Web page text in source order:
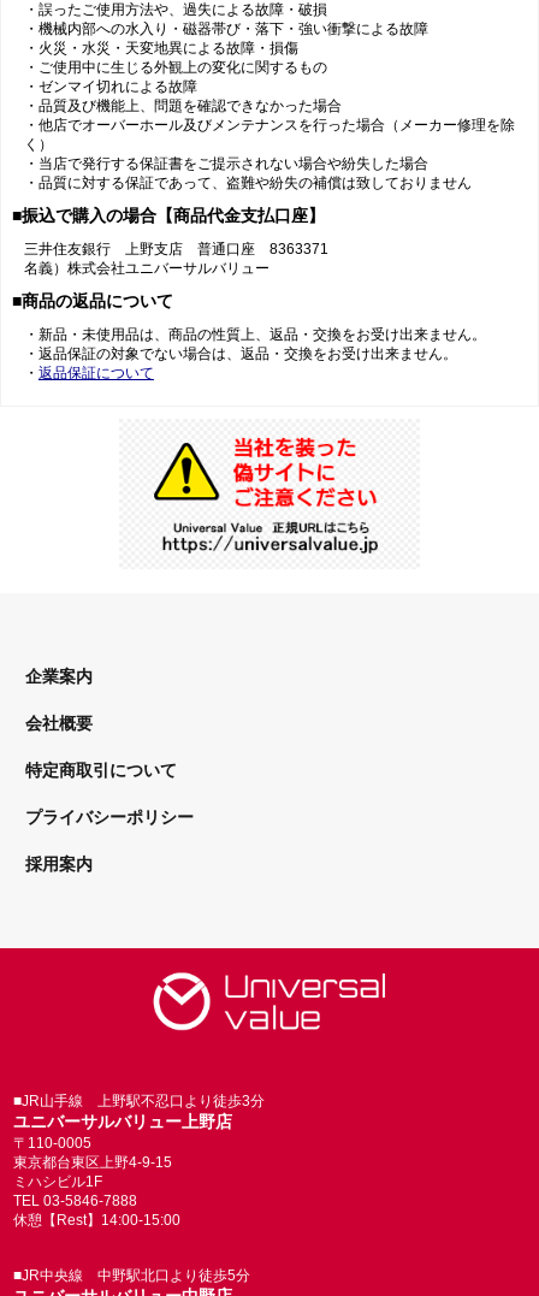
・誤ったご使用方法や、過失による故障・破損
・機械内部への水入り・磁器帯び・落下・強い衝撃による故障
・火災・水災・天変地異による故障・損傷
・ご使用中に生じる外観上の変化に関するもの
・ゼンマイ切れによる故障
・品質及び機能上、問題を確認できなかった場合
・他店でオーバーホール及びメンテナンスを行った場合（メーカー修理を除
く）
・当店で発行する保証書をご提示されない場合や紛失した場合
・品質に対する保証であって、盗難や紛失の補償は致しておりません
■振込で購入の場合【商品代金支払口座】
三井住友銀行 上野支店 普通口座 8363371
名義）株式会社ユニバーサルバリュー
■商品の返品について
・新品・未使用品は、商品の性質上、返品・交換をお受け出来ません。
・返品保証の対象でない場合は、返品・交換をお受け出来ません。
・ 返品保証について
企業案内
会社概要
特定商取引について
プライバシーポリシー
採用案内
■JR山手線 上野駅不忍口より徒歩3分
ユニバーサルバリュー上野店
〒110-0005
東京都台東区上野4-9-15
ミハシビル1F
TEL 03-5846-7888
休憩【Rest】14:00-15:00
■JR中央線 中野駅北口より徒歩5分